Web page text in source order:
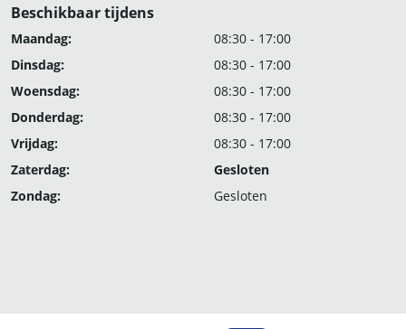
Beschikbaar tijdens
Maandag:
08:30 - 17:00
Dinsdag:
08:30 - 17:00
Woensdag:
08:30 - 17:00
Donderdag:
08:30 - 17:00
Vrijdag:
08:30 - 17:00
Zaterdag:
Gesloten
Zondag:
Gesloten